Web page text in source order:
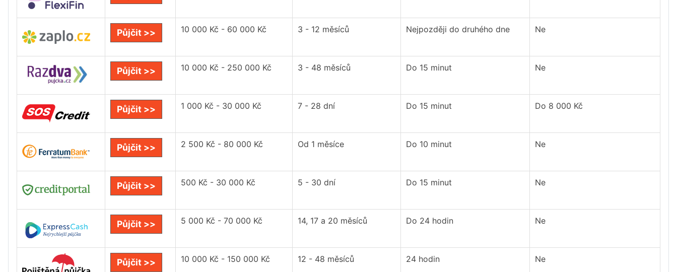
Půjčit >> 10 000 Kč - 60 000 Kč 3 - 12 měsíců Nejpozději do druhého dne Ne
Půjčit >> 10 000 Kč - 250 000 Kč 3 - 48 měsíců Do 15 minut Ne
Půjčit >> 1 000 Kč - 30 000 Kč 7 - 28 dní Do 15 minut Do 8 000 Kč
Půjčit >> 2 500 Kč - 80 000 Kč Od 1 měsíce Do 10 minut Ne
Půjčit >> 500 Kč - 30 000 Kč 5 - 30 dní Do 15 minut Ne
Půjčit >> 5 000 Kč - 70 000 Kč 14, 17 a 20 měsíců Do 24 hodin Ne
Půjčit >> 10 000 Kč - 150 000 Kč 12 - 48 měsíců 24 hodin Ne